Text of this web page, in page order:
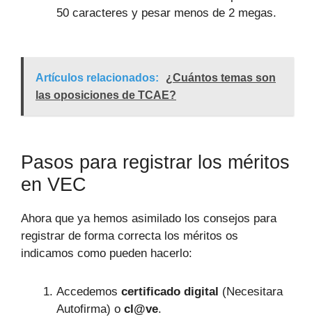
50 caracteres y pesar menos de 2 megas.
Artículos relacionados:
¿Cuántos temas son
las oposiciones de TCAE?
Pasos para registrar los méritos
en VEC
Ahora que ya hemos asimilado los consejos para
registrar de forma correcta los méritos os
indicamos como pueden hacerlo:
Accedemos certificado digital (Necesitara
Autofirma) o cl@ve.